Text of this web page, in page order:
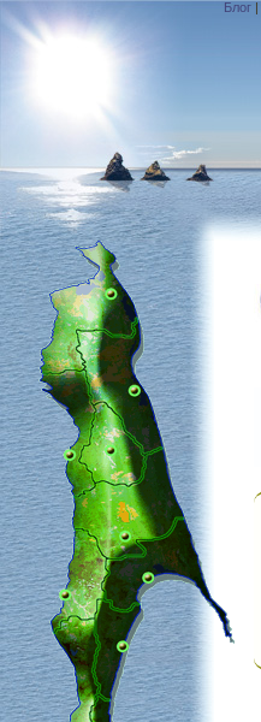
Блог |